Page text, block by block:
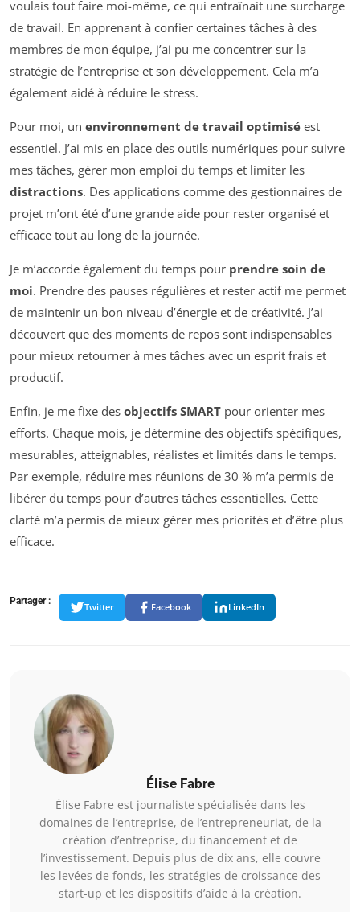
voulais tout faire moi-même, ce qui entraînait une surcharge
de travail. En apprenant à confier certaines tâches à des
membres de mon équipe, j’ai pu me concentrer sur la
stratégie de l’entreprise et son développement. Cela m’a
également aidé à réduire le stress.
Pour moi, un environnement de travail optimisé est
essentiel. J’ai mis en place des outils numériques pour suivre
mes tâches, gérer mon emploi du temps et limiter les
distractions. Des applications comme des gestionnaires de
projet m’ont été d’une grande aide pour rester organisé et
efficace tout au long de la journée.
Je m’accorde également du temps pour prendre soin de
moi. Prendre des pauses régulières et rester actif me permet
de maintenir un bon niveau d’énergie et de créativité. J’ai
découvert que des moments de repos sont indispensables
pour mieux retourner à mes tâches avec un esprit frais et
productif.
Enfin, je me fixe des objectifs SMART pour orienter mes
efforts. Chaque mois, je détermine des objectifs spécifiques,
mesurables, atteignables, réalistes et limités dans le temps.
Par exemple, réduire mes réunions de 30 % m’a permis de
libérer du temps pour d’autres tâches essentielles. Cette
clarté m’a permis de mieux gérer mes priorités et d’être plus
efficace.
Partager :
Twitter Facebook LinkedIn
Élise Fabre
Élise Fabre est journaliste spécialisée dans les
domaines de l’entreprise, de l’entrepreneuriat, de la
création d’entreprise, du financement et de
l’investissement. Depuis plus de dix ans, elle couvre
les levées de fonds, les stratégies de croissance des
start-up et les dispositifs d’aide à la création.